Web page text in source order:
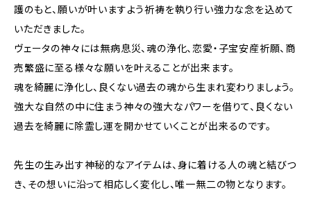
護のもと、願いが叶いますよう祈祷を執り行い強力な念を込めて
いただきました。
ヴェータの神々には無病息災、魂の浄化、恋愛・子宝安産祈願、商
売繁盛に至る様々な願いを叶えることが出来ます。
魂を綺麗に浄化し、良くない過去の魂から生まれ変わりましょう。
強大な自然の中に住まう神々の強大なパワーを借りて、良くない
過去を綺麗に除霊し運を開かせていくことが出来るのです。
先生の生み出す神秘的なアイテムは、身に着ける人の魂と結びつ
き、その想いに沿って相応しく変化し、唯一無二の物となります。